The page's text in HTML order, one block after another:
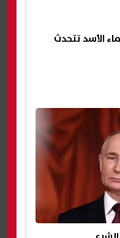
الأسد تتحدث